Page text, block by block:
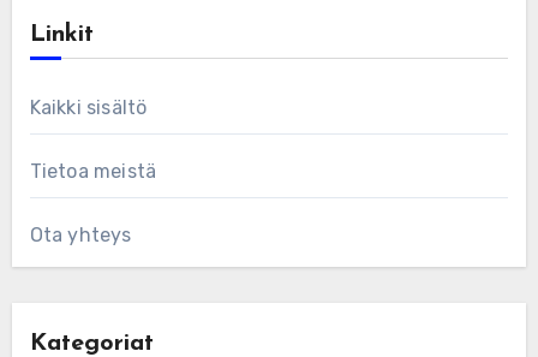
Linkit
Kaikki sisältö
Tietoa meistä
Ota yhteys
Kategoriat